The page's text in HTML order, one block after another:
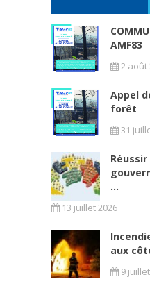
AMF83
2 août
Appel
forêt
31
...
13 juillet 2026
aux
9